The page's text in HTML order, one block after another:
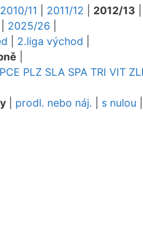
2010/11 2011/12 2012/13
2025/26
2.liga východ
PCE PLZ SLA SPA TRI VIT
prodl. nebo náj. s nulou